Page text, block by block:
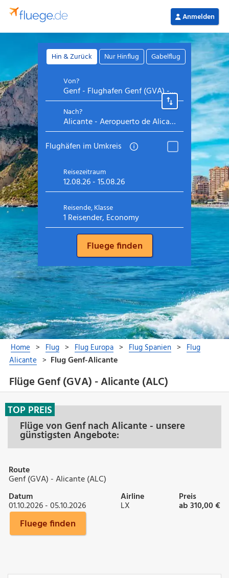
Flüge Genf (GVA) - Alicante (ALC)
Flüge von Genf nach Alicante - unsere
günstigsten Angebote:
TOP PREIS
Route
Genf (GVA) - Alicante (ALC)
Datum
01.10.2026 - 05.10.2026
Airline
LX
Preis
ab 310,00 €
Fluege finden